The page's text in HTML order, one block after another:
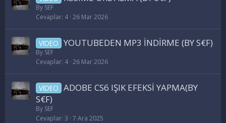
By SEF
Cevaplar 4 26 Mar 2026
VIDEO YOUTUBEDEN MP3 İNDİRME (BY S€F)
By SEF
Cevaplar 4 26 Mar 2026
VIDEO ADOBE CS6 IŞIK EFEKSİ YAPMA(BY
S€F)
By SEF
Cevaplar 3 7 Ara 2025